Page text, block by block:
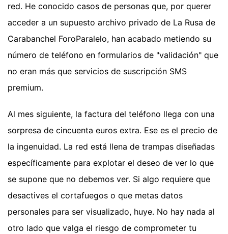
red. He conocido casos de personas que, por querer
acceder a un supuesto archivo privado de La Rusa de
Carabanchel ForoParalelo, han acabado metiendo su
número de teléfono en formularios de "validación" que
no eran más que servicios de suscripción SMS
premium.
Al mes siguiente, la factura del teléfono llega con una
sorpresa de cincuenta euros extra. Ese es el precio de
la ingenuidad. La red está llena de trampas diseñadas
específicamente para explotar el deseo de ver lo que
se supone que no debemos ver. Si algo requiere que
desactives el cortafuegos o que metas datos
personales para ser visualizado, huye. No hay nada al
otro lado que valga el riesgo de comprometer tu